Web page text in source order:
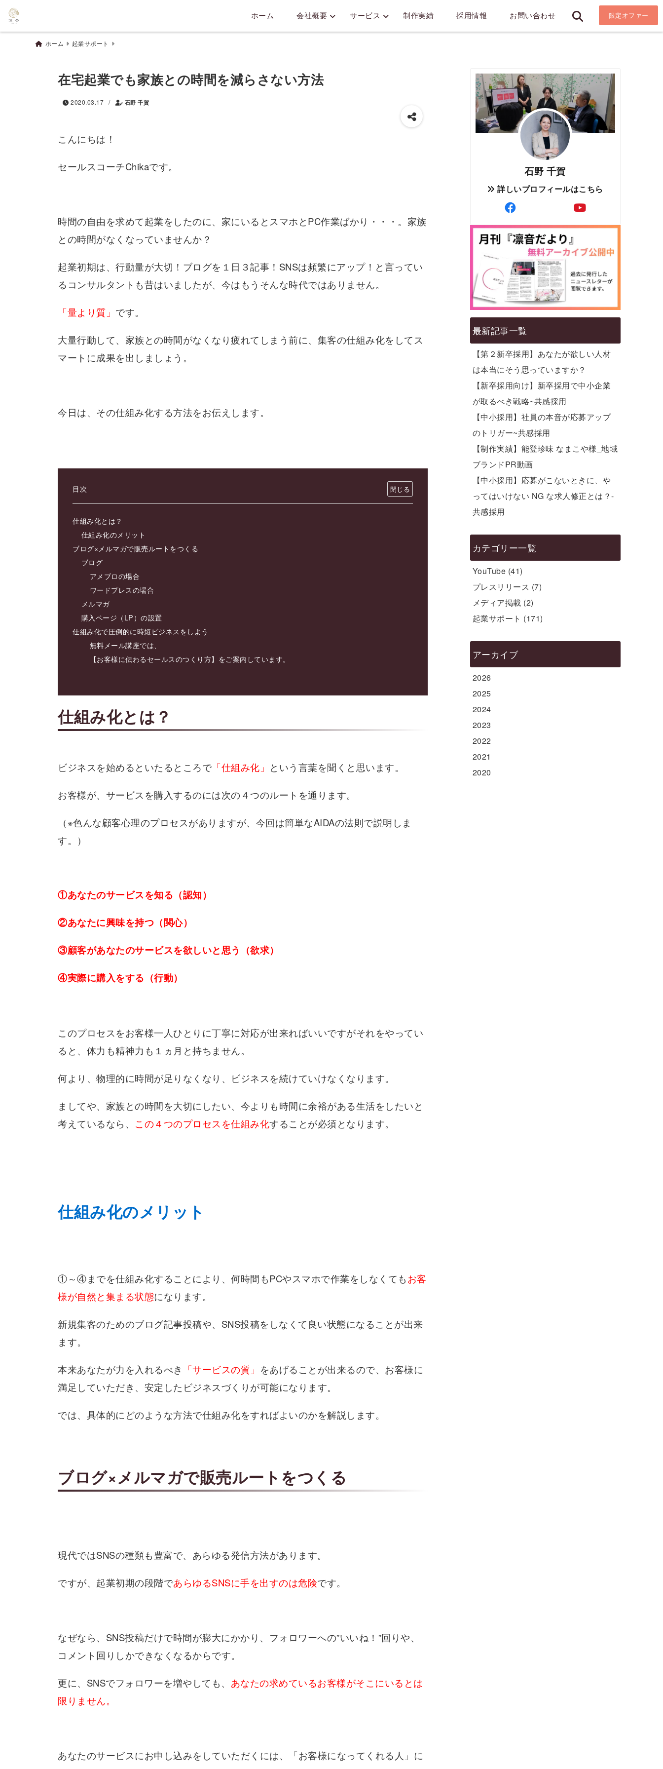
ホーム 会社概要 サービス 制作実績 採用情報 お問い合わせ 限定オファー
ホーム 起業サポート
在宅起業でも家族との時間を減らさない方法
2020.03.17 / 石野 千賀
こんにちは！
セールスコーチChikaです。
時間の自由を求めて起業をしたのに、家にいるとスマホとPC作業ばかり・・・。家族
との時間がなくなっていませんか？
起業初期は、行動量が大切！ブログを１日３記事！SNSは頻繁にアップ！と言ってい
るコンサルタントも昔はいましたが、今はもうそんな時代ではありません。
「量より質」 です。
大量行動して、家族との時間がなくなり疲れてしまう前に、集客の仕組み化をしてス
マートに成果を出しましょう。
今日は、その仕組み化する方法をお伝えします。
目次
仕組み化とは？
仕組み化のメリット
ブログ×メルマガで販売ルートをつくる
ブログ
アメブロの場合
ワードプレスの場合
メルマガ
購入ページ（LP）の設置
仕組み化で圧倒的に時短ビジネスをしよう
無料メール講座では、
【お客様に伝わるセールスのつくり方】をご案内しています。
仕組み化とは？
ビジネスを始めるといたるところで 「仕組み化」 という言葉を聞くと思います。
お客様が、サービスを購入するのには次の４つのルートを通ります。
（※色んな顧客心理のプロセスがありますが、今回は簡単なAIDAの法則で説明しま
す。）
①あなたのサービスを知る（認知）
②あなたに興味を持つ（関心）
③顧客があなたのサービスを欲しいと思う（欲求）
④実際に購入をする（行動）
このプロセスをお客様一人ひとりに丁寧に対応が出来ればいいですがそれをやってい
ると、体力も精神力も１ヵ月と持ちません。
何より、物理的に時間が足りなくなり、ビジネスを続けていけなくなります。
ましてや、家族との時間を大切にしたい、今よりも時間に余裕がある生活をしたいと
考えているなら、 この４つのプロセスを仕組み化することが必須となります。
仕組み化のメリット
①～④までを仕組み化することにより、何時間もPCやスマホで作業をしなくてもお客
様が自然と集まる状態になります。
新規集客のためのブログ記事投稿や、SNS投稿をしなくて良い状態になることが出来
ます。
本来あなたが力を入れるべき 「サービスの質」 をあげることが出来るので、お客様に
満足していただき、安定したビジネスづくりが可能になります。
では、具体的にどのような方法で仕組み化をすればよいのかを解説します。
ブログ×メルマガで販売ルートをつくる
現代ではSNSの種類も豊富で、あらゆる発信方法があります。
ですが、起業初期の段階であらゆるSNSに手を出すのは危険です。
なぜなら、SNS投稿だけで時間が膨大にかかり、フォロワーへの”いいね！”回りや、
コメント回りしかできなくなるからです。
更に、SNSでフォロワーを増やしても、 あなたの求めているお客様がそこにいるとは
限りません。
あなたのサービスにお申し込みをしていただくには、「お客様になってくれる人」に
石野 千賀
詳しいプロフィールはこちら
最新記事一覧
【第２新卒採用】あなたが欲しい人材
は本当にそう思っていますか？
【新卒採用向け】新卒採用で中小企業
が取るべき戦略~共感採用
【中小採用】社員の本音が応募アップ
のトリガー~共感採用
【制作実績】能登珍味 なまこや様_地域
ブランドPR動画
【中小採用】応募がこないときに、や
ってはいけない NG な求人修正とは？-
共感採用
カテゴリー一覧
YouTube (41)
プレスリリース (7)
メディア掲載 (2)
起業サポート (171)
アーカイブ
2026
2025
2024
2023
2022
2021
2020